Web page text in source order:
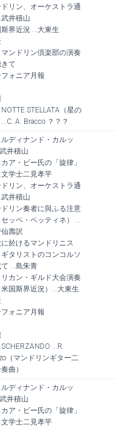
ドリン、オーケストラ通
武井積山
界近況 ...大東生
マンドリン倶楽部の演奏
て
フォニア月報
STELLATA（星の
A. Bracco ？？？
ルディナンド・カルッ
井積山
ア・ビー氏の「旋律」
文学士二見孝平
ドリン、オーケストラ通
武井積山
ドリン奏者に與ふる注意
ッペ・ペッティネ） ...
壽訳
於けるマンドリニス
ギタリストのコンコルソ
...島朱青
リカン・ギルド大会演奏
国斯界近況）...大東生
フォニア月報
...R.
（マンドリンギター二
曲）
ルディナンド・カルッ
井積山
ア・ビー氏の「旋律」
文学士二見孝平